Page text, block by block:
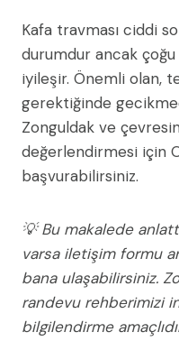
Kafa travması ciddi
durumdur ancak
iyileşir. Önemli olan,
gerektiğinde
Zonguldak ve
değerlendirmesi için
başvurabilirsiniz.
💡 Bu makalede
varsa iletişim formu
bana ulaşabilirsiniz.
randevu rehberimizi
bilgilendirme